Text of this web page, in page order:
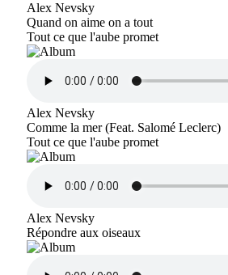
Alex Nevsky
Quand on aime on a tout
Tout ce que l'aube promet
Alex Nevsky
Comme la mer (Feat. Salomé Leclerc)
Tout ce que l'aube promet
Alex Nevsky
Répondre aux oiseaux